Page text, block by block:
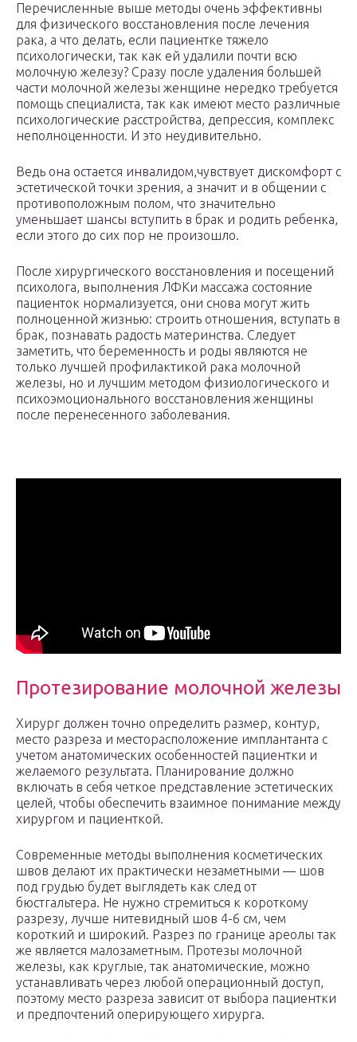
Перечисленные выше методы очень эффективны
для физического восстановления после лечения
рака, а что делать, если пациентке тяжело
психологически, так как ей удалили почти всю
молочную железу? Сразу после удаления большей
части молочной железы женщине нередко требуется
помощь специалиста, так как имеют место различные
психологические расстройства, депрессия, комплекс
неполноценности. И это неудивительно.
Ведь она остается инвалидом,чувствует дискомфорт с
эстетической точки зрения, а значит и в общении с
противоположным полом, что значительно
уменьшает шансы вступить в брак и родить ребенка,
если этого до сих пор не произошло.
После хирургического восстановления и посещений
психолога, выполнения ЛФКи массажа состояние
пациенток нормализуется, они снова могут жить
полноценной жизнью: строить отношения, вступать в
брак, познавать радость материнства. Следует
заметить, что беременность и роды являются не
только лучшей профилактикой рака молочной
железы, но и лучшим методом физиологического и
психоэмоционального восстановления женщины
после перенесенного заболевания.
Протезирование молочной железы
Хирург должен точно определить размер, контур,
место разреза и месторасположение имплантанта с
учетом анатомических особенностей пациентки и
желаемого результата. Планирование должно
включать в себя четкое представление эстетических
целей, чтобы обеспечить взаимное понимание между
хирургом и пациенткой.
Современные методы выполнения косметических
швов делают их практически незаметными — шов
под грудью будет выглядеть как след от
бюстгальтера. Не нужно стремиться к короткому
разрезу, лучше нитевидный шов 4-6 см, чем
короткий и широкий. Разрез по границе ареолы так
же является малозаметным. Протезы молочной
железы, как круглые, так анатомические, можно
устанавливать через любой операционный доступ,
поэтому место разреза зависит от выбора пациентки
и предпочтений оперирующего хирурга.